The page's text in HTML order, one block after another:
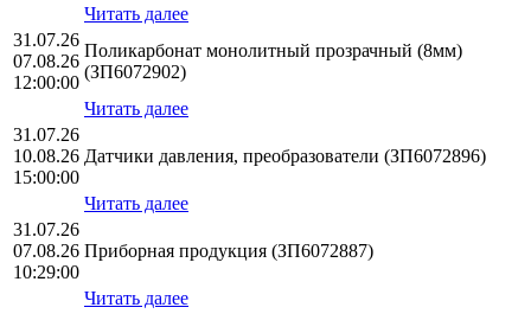
Читать далее
31.07.26
07.08.26
12:00:00
Поликарбонат монолитный прозрачный (8мм)
(ЗП6072902)
Читать далее
31.07.26
10.08.26
15:00:00
Датчики давления, преобразователи (ЗП6072896)
Читать далее
31.07.26
07.08.26
10:29:00
Приборная продукция (ЗП6072887)
Читать далее